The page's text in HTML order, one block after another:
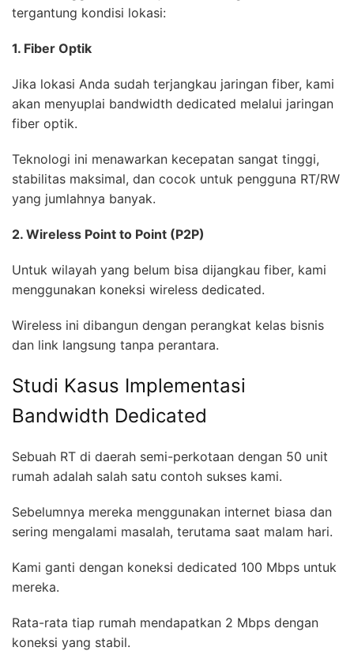
tergantung kondisi lokasi:
1. Fiber Optik
Jika lokasi Anda sudah terjangkau jaringan fiber, kami
akan menyuplai bandwidth dedicated melalui jaringan
fiber optik.
Teknologi ini menawarkan kecepatan sangat tinggi,
stabilitas maksimal, dan cocok untuk pengguna RT/RW
yang jumlahnya banyak.
2. Wireless Point to Point (P2P)
Untuk wilayah yang belum bisa dijangkau fiber, kami
menggunakan koneksi wireless dedicated.
Wireless ini dibangun dengan perangkat kelas bisnis
dan link langsung tanpa perantara.
Studi Kasus Implementasi
Bandwidth Dedicated
Sebuah RT di daerah semi-perkotaan dengan 50 unit
rumah adalah salah satu contoh sukses kami.
Sebelumnya mereka menggunakan internet biasa dan
sering mengalami masalah, terutama saat malam hari.
Kami ganti dengan koneksi dedicated 100 Mbps untuk
mereka.
Rata-rata tiap rumah mendapatkan 2 Mbps dengan
koneksi yang stabil.